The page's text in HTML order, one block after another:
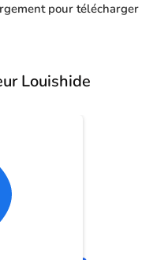
pour télécharger
Louishide